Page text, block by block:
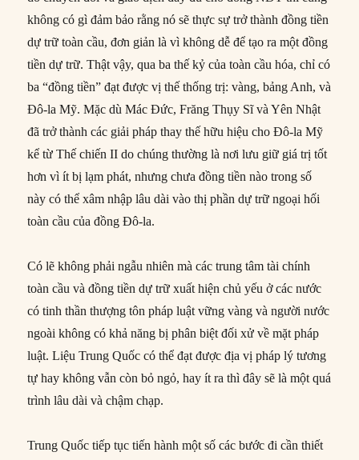
không có gì đảm bảo rằng nó sẽ thực sự trở thành đồng tiền
dự trữ toàn cầu, đơn giản là vì không dễ để tạo ra một đồng
tiền dự trữ. Thật vậy, qua ba thế kỷ của toàn cầu hóa, chỉ có
ba “đồng tiền” đạt được vị thế thống trị: vàng, bảng Anh, và
Đô-la Mỹ. Mặc dù Mác Đức, Frăng Thụy Sĩ và Yên Nhật
đã trở thành các giải pháp thay thế hữu hiệu cho Đô-la Mỹ
kể từ Thế chiến II do chúng thường là nơi lưu giữ giá trị tốt
hơn vì ít bị lạm phát, nhưng chưa đồng tiền nào trong số
này có thể xâm nhập lâu dài vào thị phần dự trữ ngoại hối
toàn cầu của đồng Đô-la.
Có lẽ không phải ngẫu nhiên mà các trung tâm tài chính
toàn cầu và đồng tiền dự trữ xuất hiện chủ yếu ở các nước
có tinh thần thượng tôn pháp luật vững vàng và người nước
ngoài không có khả năng bị phân biệt đối xử về mặt pháp
luật. Liệu Trung Quốc có thể đạt được địa vị pháp lý tương
tự hay không vẫn còn bỏ ngỏ, hay ít ra thì đây sẽ là một quá
trình lâu dài và chậm chạp.
Trung Quốc tiếp tục tiến hành một số các bước đi cần thiết